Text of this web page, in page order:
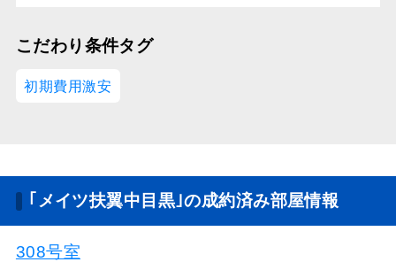
こだわり条件タグ
初期費用激安
｢メイツ扶翼中目黒｣の成約済み部屋情報
308号室